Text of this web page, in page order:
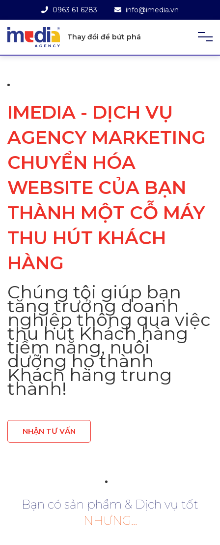
0963 61 6283 info@imedia.vn
Thay đổi để bứt phá
IMEDIA - DỊCH VỤ
AGENCY MARKETING
CHUYỂN HÓA
WEBSITE CỦA BẠN
THÀNH MỘT CỖ MÁY
THU HÚT KHÁCH
HÀNG
Chúng tôi giúp bạn
tăng trưởng doanh
nghiệp thông qua việc
thu hút Khách hàng
tiềm năng, nuôi
dưỡng họ thành
Khách hàng trung
thành!
NHẬN TƯ VẤN
Bạn có sản phẩm & Dịch vụ tốt
NHƯNG...